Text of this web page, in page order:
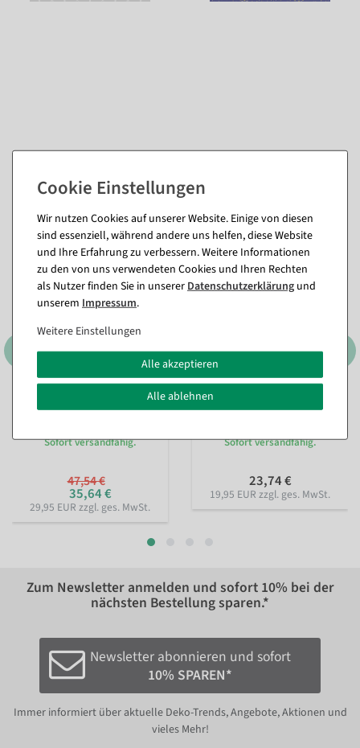
Passende Artikel zu diesem Produkt
(8)
%
Geschenkpapier gepunktet
Sofort versandfähig.
47,54 €
35,64 €
29,95 EUR zzgl. ges. MwSt.
Geschenkpapier Rosa
Blütensturm, 70cm breit, 40
Sofort versandfähig.
23,74 €
19,95 EUR zzgl. ges. MwSt.
Zum Newsletter anmelden und sofort 10% bei der
nächsten Bestellung sparen.*
Newsletter abonnieren und sofort
10% SPAREN*
Immer informiert über aktuelle Deko-Trends, Angebote, Aktionen und
vieles Mehr!
Wir nutzen Cookies auf unserer Website. Einige von diesen
sind essenziell, während andere uns helfen, diese Website
und Ihre Erfahrung zu verbessern. Weitere Informationen
zu den von uns verwendeten Cookies und Ihren Rechten
als Nutzer finden Sie in unsererDaten­schutz­erklärung und
unserem Impressum.
Weitere Einstellungen
Alle akzeptieren
Alle ablehnen